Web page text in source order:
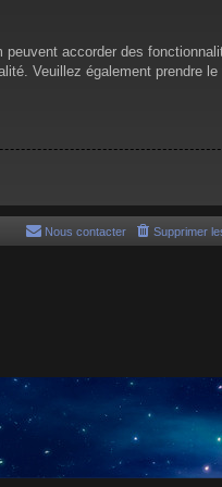
accorder des
Veuillez également prendre
Supprimer
Nous contacter